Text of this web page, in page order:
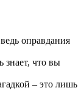
оправдания
знает, что вы
– это лишь